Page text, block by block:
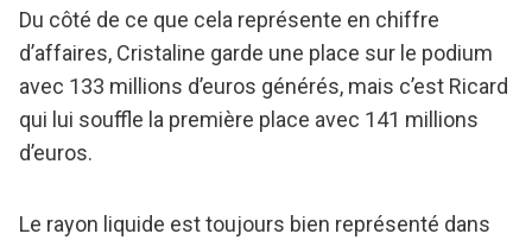
Du côté de ce que cela représente en chiffre
d’affaires, Cristaline garde une place sur le podium
avec 133 millions d’euros générés, mais c’est Ricard
qui lui souffle la première place avec 141 millions
d’euros.
Le rayon liquide est toujours bien représenté dans